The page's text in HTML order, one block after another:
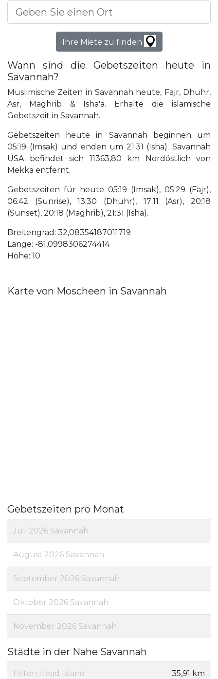
Ihre Miete zu finden
Wann sind die Gebetszeiten heute in
Savannah?
Muslimische Zeiten in Savannah heute, Fajr, Dhuhr,
Asr, Maghrib & Isha'a. Erhalte die islamische
Gebetszeit in Savannah.
Gebetszeiten heute in Savannah beginnen um
05:19 (Imsak) und enden um 21:31 (Isha). Savannah
USA befindet sich 11363,80 km Nordöstlich von
Mekka entfernt.
Gebetszeiten für heute 05:19 (Imsak), 05:29 (Fajr),
06:42 (Sunrise), 13:30 (Dhuhr), 17:11 (Asr), 20:18
(Sunset), 20:18 (Maghrib), 21:31 (Isha).
Breitengrad: 32,08354187011719
Länge: -81,0998306274414
Höhe: 10
Karte von Moscheen in Savannah
Gebetszeiten pro Monat
Juli 2026 Savannah
August 2026 Savannah
September 2026 Savannah
Oktober 2026 Savannah
November 2026 Savannah
Städte in der Nähe Savannah
Hilton Head Island 35,91 km